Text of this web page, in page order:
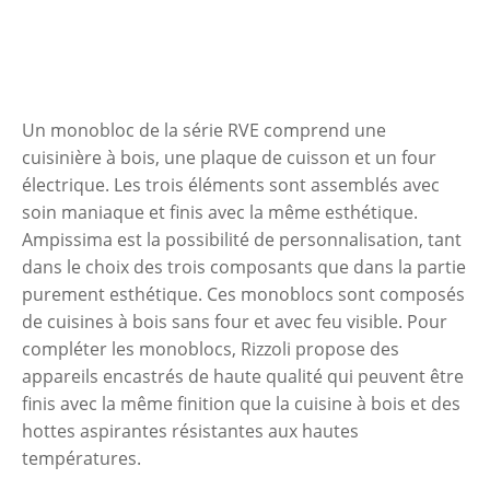
Un monobloc de la série RVE comprend une
cuisinière à bois, une plaque de cuisson et un four
électrique. Les trois éléments sont assemblés avec
soin maniaque et finis avec la même esthétique.
Ampissima est la possibilité de personnalisation, tant
dans le choix des trois composants que dans la partie
purement esthétique. Ces monoblocs sont composés
de cuisines à bois sans four et avec feu visible. Pour
compléter les monoblocs, Rizzoli propose des
appareils encastrés de haute qualité qui peuvent être
finis avec la même finition que la cuisine à bois et des
hottes aspirantes résistantes aux hautes
températures.